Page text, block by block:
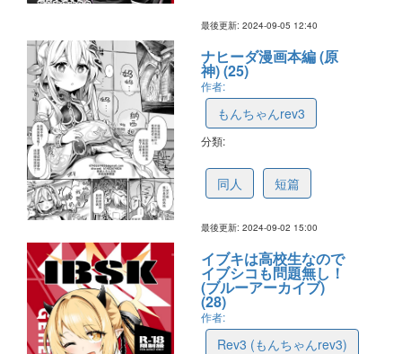
最後更新: 2024-09-05 12:40
ナヒーダ漫画本編 (原
神) (25)
作者:
もんちゃんrev3
分類:
同人 短篇
最後更新: 2024-09-02 15:00
イブキは高校生なので
イブシコも問題無し！
(ブルーアーカイブ)
(28)
作者:
Rev3 (もんちゃんrev3)